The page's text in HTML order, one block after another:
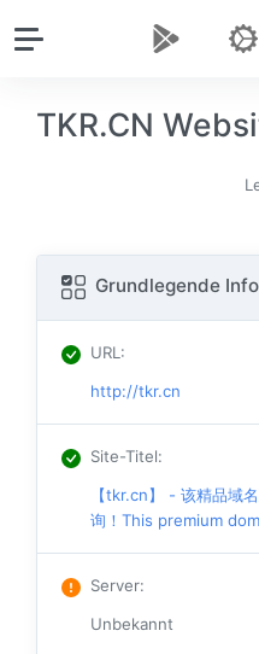
TKR.CN
Grundlegende
URL:
http://tkr.cn
Site-Titel:
【tkr.cn】 - 该精品域
询！This premium
Server:
Unbekannt